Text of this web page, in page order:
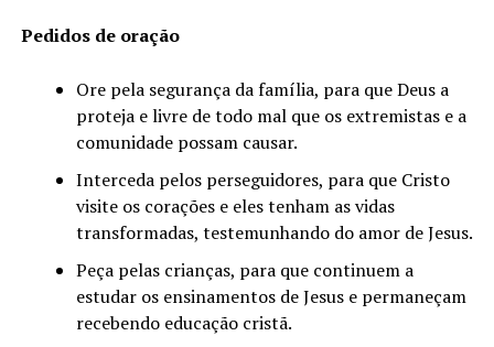
Pedidos de oração
Ore pela segurança da família, para que Deus a
proteja e livre de todo mal que os extremistas e a
comunidade possam causar.
Interceda pelos perseguidores, para que Cristo
visite os corações e eles tenham as vidas
transformadas, testemunhando do amor de Jesus.
Peça pelas crianças, para que continuem a
estudar os ensinamentos de Jesus e permaneçam
recebendo educação cristã.